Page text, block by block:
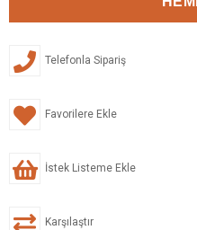
Telefonla Sipariş
Favorilere Ekle
İstek Listeme Ekle
Karşılaştır